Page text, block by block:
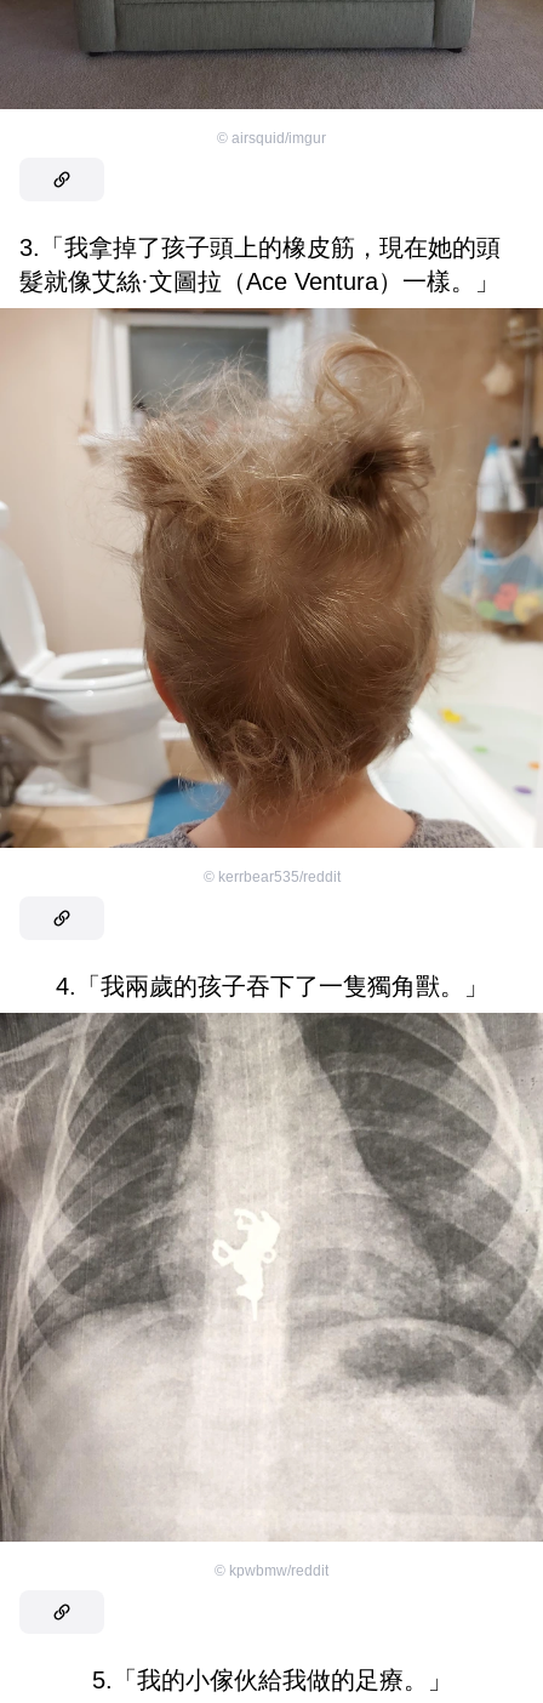
© airsquid/imgur
3.「我拿掉了孩子頭上的橡皮筋，現在她的頭
髮就像艾絲·文圖拉（Ace Ventura）一樣。」
© kerrbear535/reddit
4.「我兩歲的孩子吞下了一隻獨角獸。」
© kpwbmw/reddit
5.「我的小傢伙給我做的足療。」